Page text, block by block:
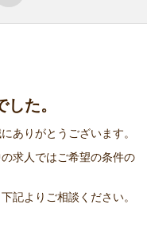
た。
ありがとうございます。
求人ではご希望の条件の
記よりご相談ください。